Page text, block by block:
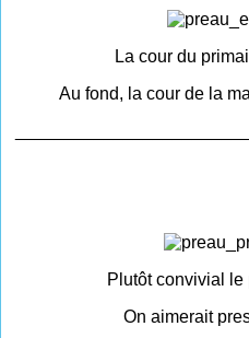
La cour du
Au fond, la cour de la
Plutôt convivial
On aimerait